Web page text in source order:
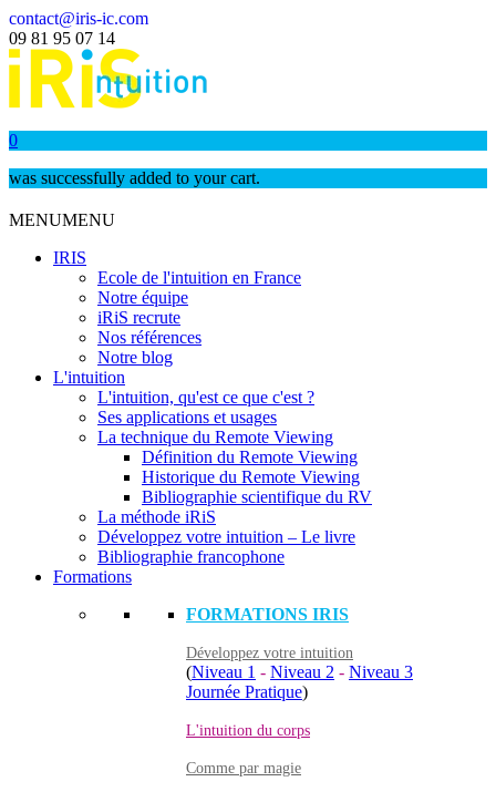
contact@iris-ic.com
09 81 95 07 14
0
was successfully added to your cart.
MENUMENU
IRIS
Ecole de l'intuition en France
Notre équipe
iRiS recrute
Nos références
Notre blog
L'intuition
L'intuition, qu'est ce que c'est ?
Ses applications et usages
La technique du Remote Viewing
Définition du Remote Viewing
Historique du Remote Viewing
Bibliographie scientifique du RV
La méthode iRiS
Développez votre intuition – Le livre
Bibliographie francophone
Formations
FORMATIONS IRIS
Développez votre intuition
(Niveau 1 - Niveau 2 - Niveau 3
Journée Pratique)
L'intuition du corps
Comme par magie